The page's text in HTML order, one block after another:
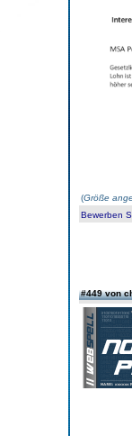
(Größe
Bewerben
#449 von